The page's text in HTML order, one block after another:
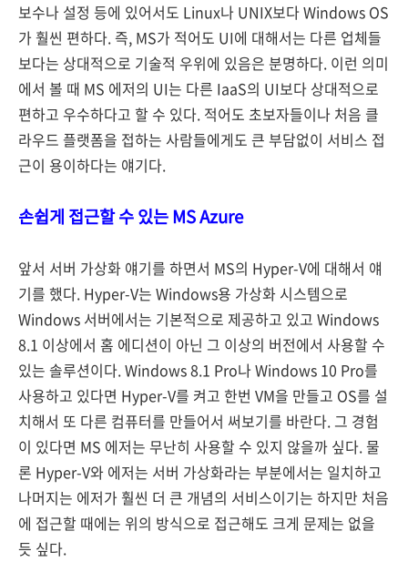
보수나 설정 등에 있어서도 Linux나 UNIX보다 Windows OS
가 훨씬 편하다. 즉, MS가 적어도 UI에 대해서는 다른 업체들
보다는 상대적으로 기술적 우위에 있음은 분명하다. 이런 의미
에서 볼 때 MS 에저의 UI는 다른 IaaS의 UI보다 상대적으로
편하고 우수하다고 할 수 있다. 적어도 초보자들이나 처음 클
라우드 플랫폼을 접하는 사람들에게도 큰 부담없이 서비스 접
근이 용이하다는 얘기다.
손쉽게 접근할 수 있는 MS Azure
앞서 서버 가상화 얘기를 하면서 MS의 Hyper-V에 대해서 얘
기를 했다. Hyper-V는 Windows용 가상화 시스템으로
Windows 서버에서는 기본적으로 제공하고 있고 Windows
8.1 이상에서 홈 에디션이 아닌 그 이상의 버전에서 사용할 수
있는 솔루션이다. Windows 8.1 Pro나 Windows 10 Pro를
사용하고 있다면 Hyper-V를 켜고 한번 VM을 만들고 OS를 설
치해서 또 다른 컴퓨터를 만들어서 써보기를 바란다. 그 경험
이 있다면 MS 에저는 무난히 사용할 수 있지 않을까 싶다. 물
론 Hyper-V와 에저는 서버 가상화라는 부분에서는 일치하고
나머지는 에저가 훨씬 더 큰 개념의 서비스이기는 하지만 처음
에 접근할 때에는 위의 방식으로 접근해도 크게 문제는 없을
듯 싶다.